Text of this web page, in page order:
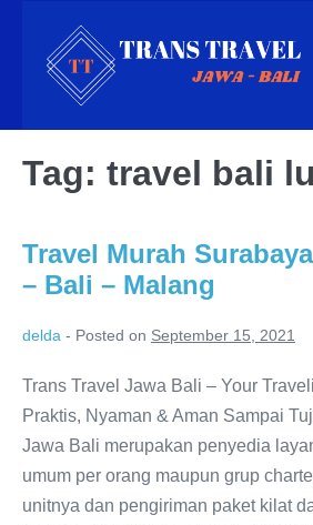
content
Tag: travel bali
Travel Murah
– Bali – Malang
delda - Posted on September 15, 2021
Trans Travel Jawa Bali – Your
Praktis, Nyaman & Aman Sampai
Jawa Bali merupakan penyedia
umum per orang maupun grup
unitnya dan pengiriman paket kilat